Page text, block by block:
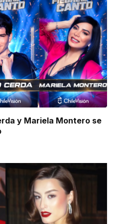
y Mariela Montero se